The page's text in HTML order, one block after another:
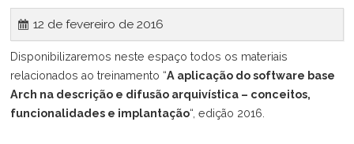
n
u
12 de fevereiro de 2016
Disponibilizaremos neste espaço todos os materiais
relacionados ao treinamento “A aplicação do software base
Arch na descrição e difusão arquivística – conceitos,
funcionalidades e implantação“, edição 2016.